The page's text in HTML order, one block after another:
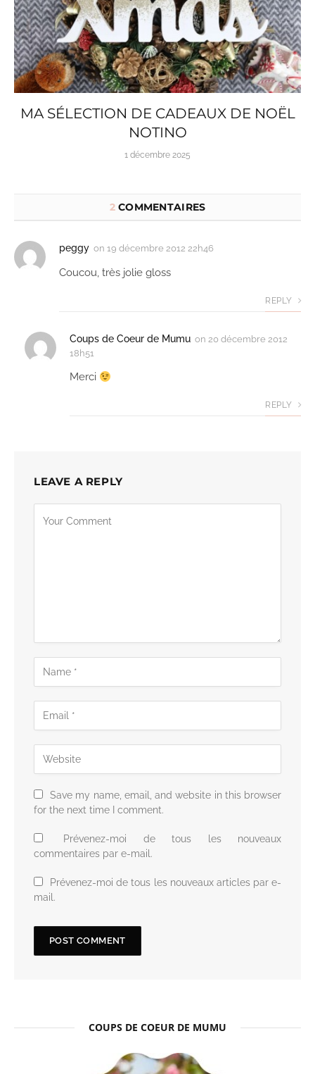
MA SÉLECTION DE CADEAUX DE NOËL
NOTINO
1 décembre 2025
2COMMENTAIRES
peggy on 19 décembre 2012 22h46
Coucou, très jolie gloss
REPLY
Coups de Coeur de Mumu on 20 décembre 2012
18h51
Merci
REPLY
LEAVE A REPLY
Save my name, email, and website in this browser
for the next time I comment.
Prévenez-moi de tous les nouveaux
commentaires par e-mail.
Prévenez-moi de tous les nouveaux articles par e-
mail.
COUPS DE COEUR DE MUMU